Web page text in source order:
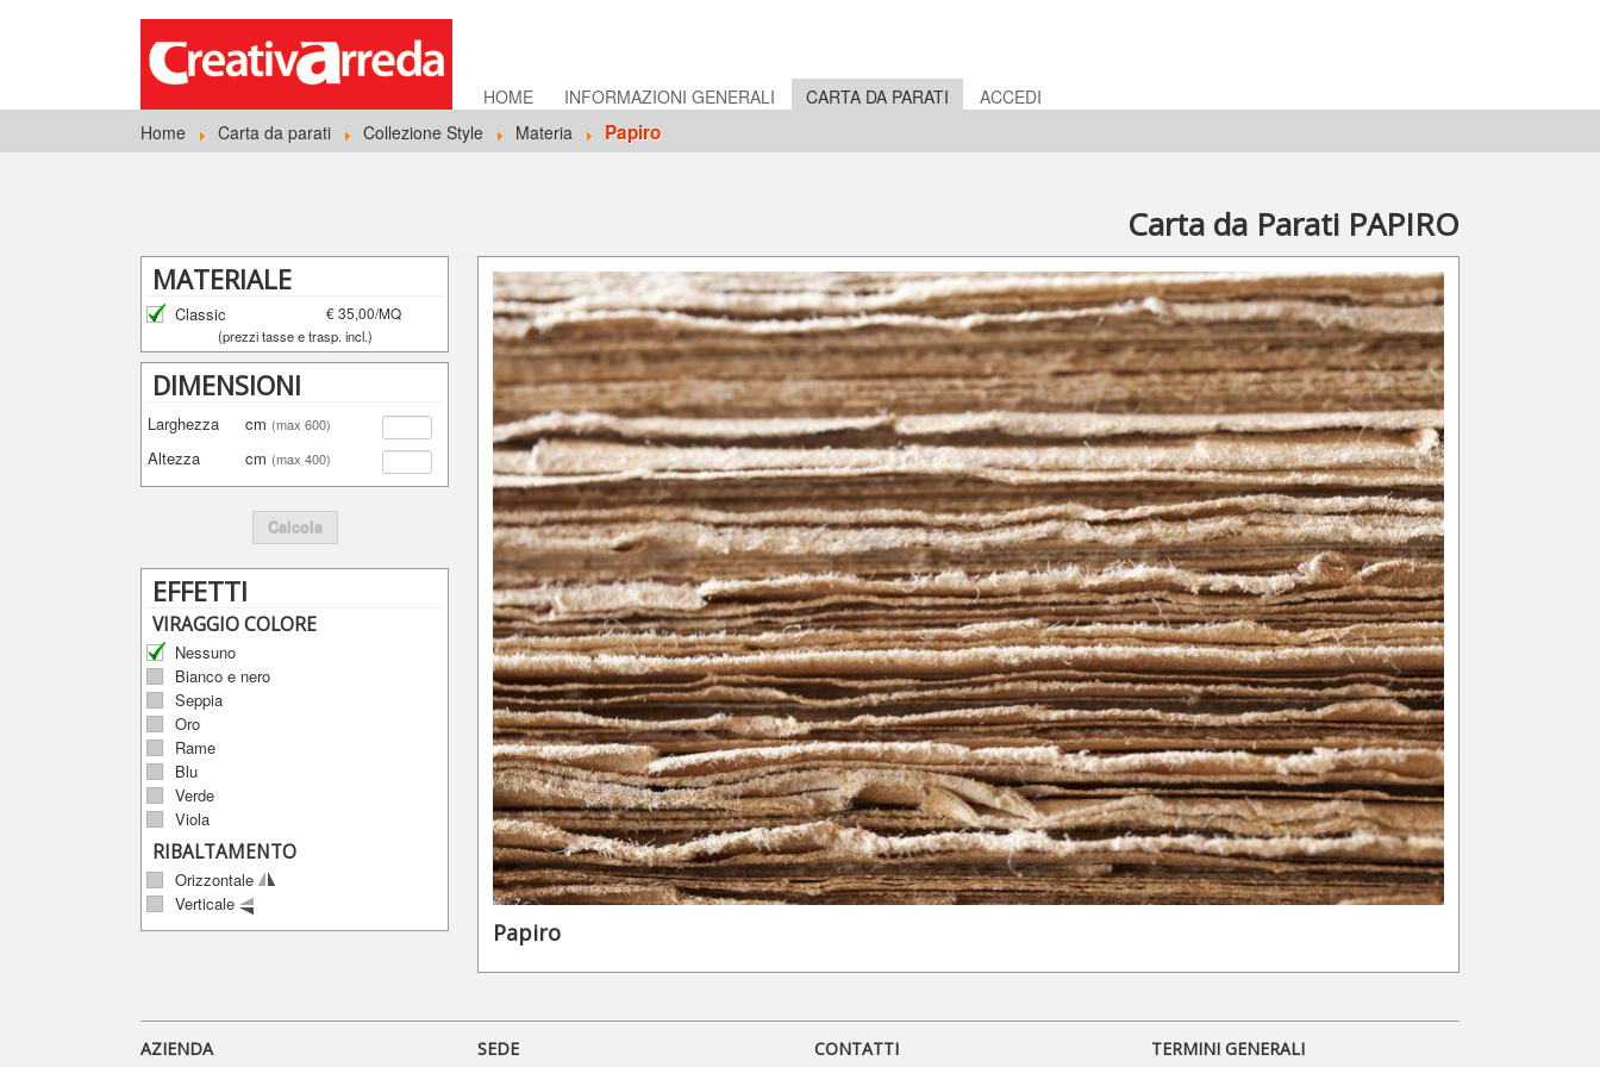
HOME INFORMAZIONI GENERALI CARTA DA PARATI
ACCEDI
Home
Carta da parati Collezione Style Materia Papiro
Carta da Parati PAPIRO
MATERIALE
Classic € 35,00/MQ
(prezzi tasse e trasp. incl.)
DIMENSIONI
Larghezza cm (max 600)
Altezza cm (max 400)
Calcola
EFFETTI
VIRAGGIO COLORE
Nessuno
Bianco e nero
Seppia
Oro
Rame
Blu
Verde
Viola
RIBALTAMENTO
Orizzontale
Verticale
Papiro
AZIENDA SEDE CONTATTI TERMINI GENERALI